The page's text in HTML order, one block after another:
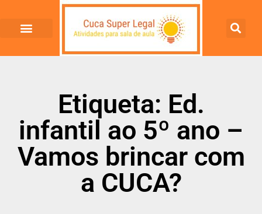
Etiqueta: Ed.
infantil ao 5º ano –
Vamos brincar com
a CUCA?